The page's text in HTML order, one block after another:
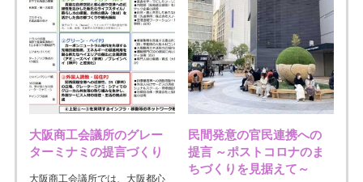
大阪商工会議所のグレー
ターミナミの提言づくり
大阪商工会議所では、大阪都心
民間発意の官民連携への
提言 ～ポストコロナのま
ちづくりを見据えて～